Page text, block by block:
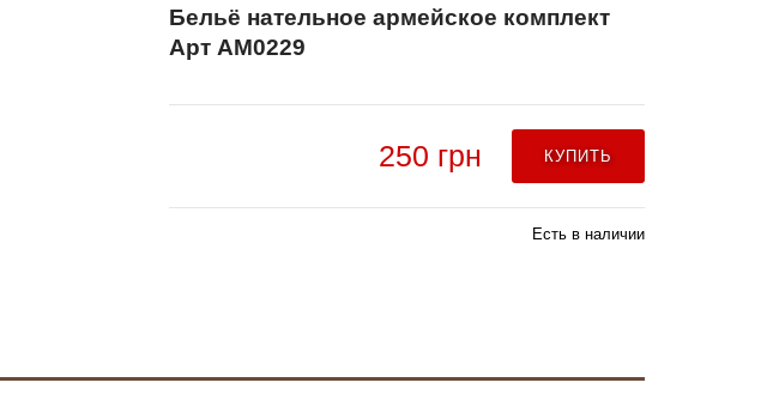
Бельё нательное армейское комплект
Арт АМ0229
250 грн КУПИТЬ
Есть в наличии